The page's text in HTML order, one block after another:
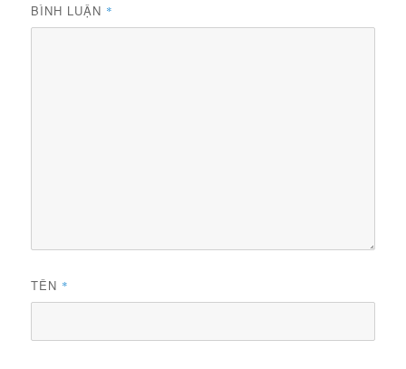
BÌNH LUẬN *
TÊN *